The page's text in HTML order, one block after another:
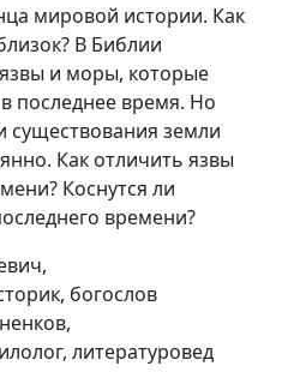
Габрусевич,
богослов,
Богданенков,
литературовед
#126
Габрусевич,
богослов,
Богданенков,
литературовед
мировой истории. Как
В Библии
и моры, которые
последнее время. Но
существования земли
Как отличить язвы
Коснутся ли
времени?
богослов
литературовед